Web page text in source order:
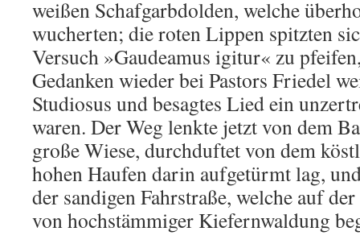
weißen Schafgarbdolden, welche
wucherten; die roten Lippen spitzten
Versuch »Gaudeamus igitur« zu
Gedanken wieder bei Pastors Friedel
Studiosus und besagtes Lied ein
waren. Der Weg lenkte jetzt von dem
große Wiese, durchduftet von dem
hohen Haufen darin aufgetürmt lag,
der sandigen Fahrstraße, welche auf
von hochstämmiger Kiefernwaldung